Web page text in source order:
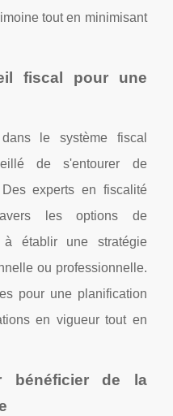
tout en minimisant
fiscal pour une
le système fiscal
de s'entourer de
experts en fiscalité
les options de
établir une stratégie
ou professionnelle.
pour une planification
en vigueur tout en
bénéficier de la